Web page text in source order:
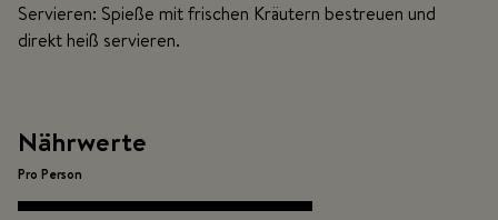
Servieren: Spieße mit frischen Kräutern bestreuen und
direkt heiß servieren.
Nährwerte
Pro Person